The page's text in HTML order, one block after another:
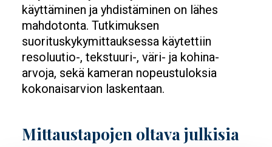
käyttäminen ja yhdistäminen on lähes
mahdotonta. Tutkimuksen
suorituskykymittauksessa käytettiin
resoluutio-, tekstuuri-, väri- ja kohina-
arvoja, sekä kameran nopeustuloksia
kokonaisarvion laskentaan.
Mittaustapojen oltava julkisia